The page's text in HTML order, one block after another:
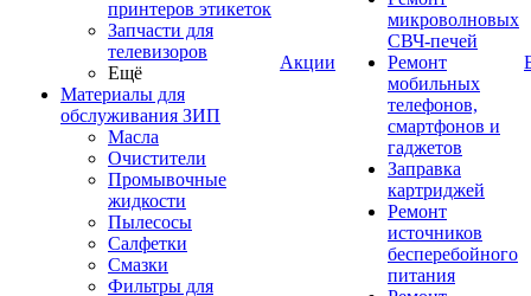
принтеров этикеток
Запчасти для
телевизоров
Ещё
Материалы для
обслуживания ЗИП
Масла
Очистители
Промывочные
жидкости
Пылесосы
Салфетки
Смазки
Фильтры для
Акции
микроволновых
СВЧ-печей
Ремонт
мобильных
телефонов,
смартфонов и
гаджетов
Заправка
картриджей
Ремонт
источников
бесперебойного
питания